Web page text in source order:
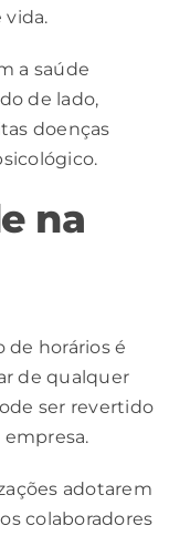
vida.
a saúde
de lado,
doenças
na
de horários é
de qualquer
ser revertido
adotarem
colaboradores